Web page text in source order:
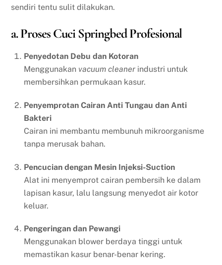
sendiri tentu sulit dilakukan.
a. Proses Cuci Springbed Profesional
Penyedotan Debu dan Kotoran
Menggunakan vacuum cleaner industri untuk
membersihkan permukaan kasur.
Penyemprotan Cairan Anti Tungau dan Anti
Bakteri
Cairan ini membantu membunuh mikroorganisme
tanpa merusak bahan.
Pencucian dengan Mesin Injeksi-Suction
Alat ini menyemprot cairan pembersih ke dalam
lapisan kasur, lalu langsung menyedot air kotor
keluar.
Pengeringan dan Pewangi
Menggunakan blower berdaya tinggi untuk
memastikan kasur benar-benar kering.